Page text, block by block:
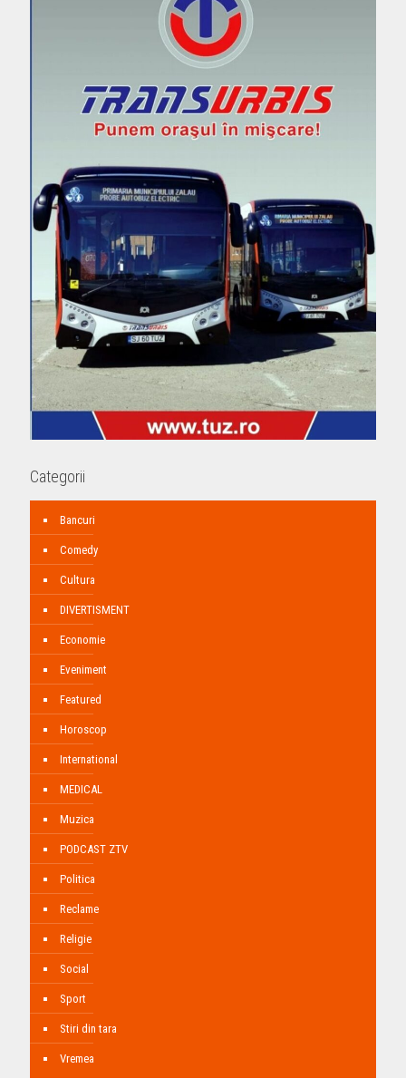
Categorii
Bancuri
Comedy
Cultura
DIVERTISMENT
Economie
Eveniment
Featured
Horoscop
International
MEDICAL
Muzica
PODCAST ZTV
Politica
Reclame
Religie
Social
Sport
Stiri din tara
Vremea